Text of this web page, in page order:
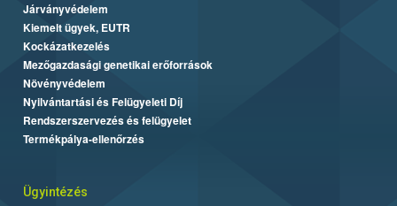
Járványvédelem
Kiemelt ügyek, EUTR
Kockázatkezelés
Mezőgazdasági genetikai erőforrások
Növényvédelem
Nyilvántartási és Felügyeleti Díj
Rendszerszervezés és felügyelet
Termékpálya-ellenőrzés
Ügyintézés